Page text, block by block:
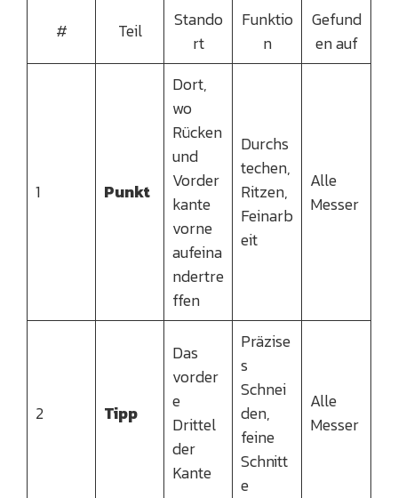
# Teil
Stando
rt
Funktio
n
Gefund
en auf
1 Punkt
Dort,
wo
Rücken
und
Vorder
kante
vorne
aufeina
ndertre
ffen
Durchs
techen,
Ritzen,
Feinarb
eit
Alle
Messer
2 Tipp
Das
vorder
e
Drittel
der
Kante
Präzise
s
Schnei
den,
feine
Schnitt
e
Alle
Messer